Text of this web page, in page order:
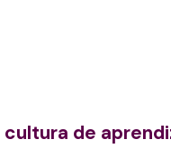
cultura de